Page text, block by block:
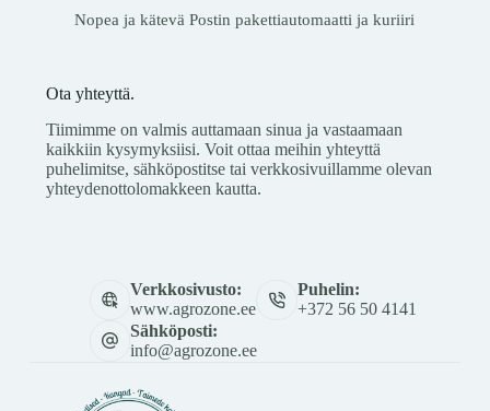
Nopea ja kätevä Postin pakettiautomaatti ja kuriiri
Ota yhteyttä.
Tiimimme on valmis auttamaan sinua ja vastaamaan
kaikkiin kysymyksiisi. Voit ottaa meihin yhteyttä
puhelimitse, sähköpostitse tai verkkosivuillamme olevan
yhteydenottolomakkeen kautta.
Verkkosivusto:
www.agrozone.ee
Puhelin:
+372 56 50 4141
Sähköposti:
info@agrozone.ee